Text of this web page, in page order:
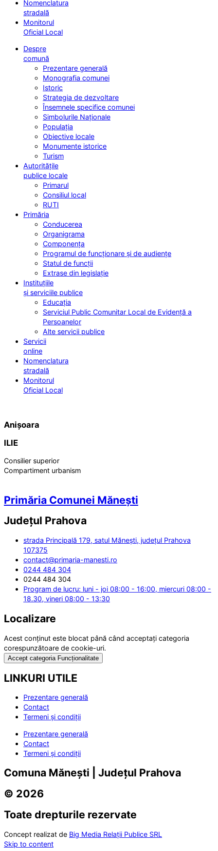
Nomenclatura
stradală
Monitorul
Oficial Local
Despre
comună
Prezentare generală
Monografia comunei
Istoric
Strategia de dezvoltare
Însemnele specifice comunei
Simbolurile Naționale
Populația
Obiective locale
Monumente istorice
Turism
Autoritățile
publice locale
Primarul
Consiliul local
RUTI
Primăria
Conducerea
Organigrama
Componența
Programul de funcționare și de audiențe
Statul de funcții
Extrase din legislație
Instituțiile
și serviciile publice
Educația
Serviciul Public Comunitar Local de Evidență a
Persoanelor
Alte servicii publice
Servicii
online
Nomenclatura
stradală
Monitorul
Oficial Local
Anișoara
ILIE
Consilier superior
Compartiment urbanism
Primăria Comunei Mănești
Județul Prahova
strada Principală 179, satul Mănești, județul Prahova
107375
contact@primaria-manesti.ro
0244 484 304
0244 484 304
Program de lucru: luni - joi 08:00 - 16:00, miercuri 08:00 -
18.30, vineri 08:00 - 13:30
Localizare
Acest conținut este blocat până când acceptați categoria
corespunzătoare de cookie-uri.
Accept categoria Funcționalitate
LINKURI UTILE
Prezentare generală
Contact
Termeni și condiții
Prezentare generală
Contact
Termeni și condiții
Comuna Mănești | Județul Prahova
© 2026
Toate drepturile rezervate
Concept realizat de Big Media Relații Publice SRL
Skip to content